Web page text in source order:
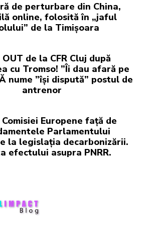
de perturbare din China,
online, folosită în „jaful
de la Timișoara
de la CFR Cluj după
cu Tromso! ”Îi dau afară pe
nume ”își dispută” postul de
antrenor
Europene față de
Parlamentului
la legislația decarbonizării.
efectului asupra PNRR.